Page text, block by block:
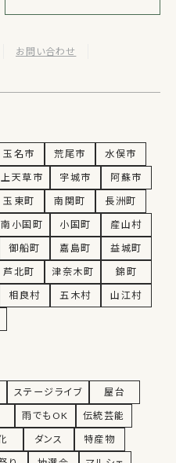
お問い合わせ
玉名市 荒尾市
水俣市
上天草市 宇城市
阿蘇市
玉東町 南関町
長洲町
南小国町 小国町
産山村
御船町 嘉島町
益城町
芦北町 津奈木町
錦町
相良村 五木村
山江村
ステージライブ
屋台
雨でもOK
伝統芸能
ダンス
特産物